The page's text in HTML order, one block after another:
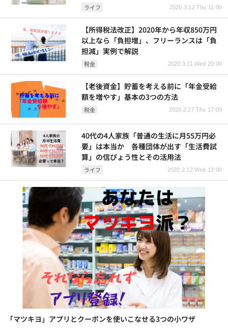
ライフ 2020.3.12 Thu 11:00
税金 2020.3.11 Wed 20:00
【所得税法改正】2020年から年収850万円
以上なら「負担増」、フリーランスは「負
担減」実例で解説
税金 2020.2.27 Thu 17:00
【老後資金】貯蓄を考える前に「年金受給
額を増やす」基本の3つの方法
ライフ 2020.2.12 Wed 13:00
40代の4人家族「普通の生活に月55万円必
要」は本当か 各種団体が出す「生活費試
算」の信ぴょう性とその活用法
「マツキヨ」アプリとクーポンを使いこなせる3つの小ワザ